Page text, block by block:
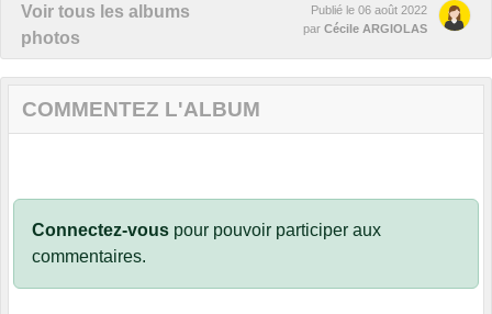
Voir tous les albums
photos
Publié le 06 août 2022
par Cécile ARGIOLAS
COMMENTEZ L'ALBUM
Connectez-vous pour pouvoir participer aux
commentaires.